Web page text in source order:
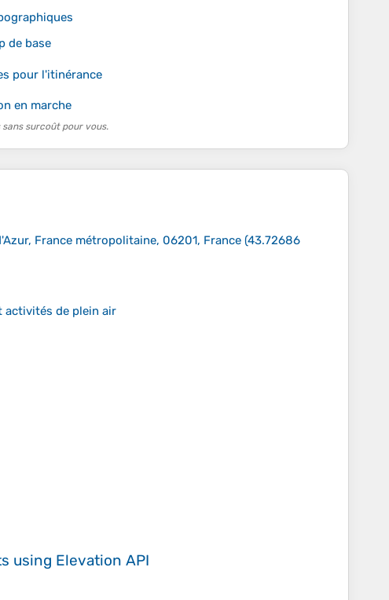
de base
pour l'itinérance
en marche
surcoût pour vous.
France métropolitaine, 06201, France (43.72686
activités de plein air
using Elevation API